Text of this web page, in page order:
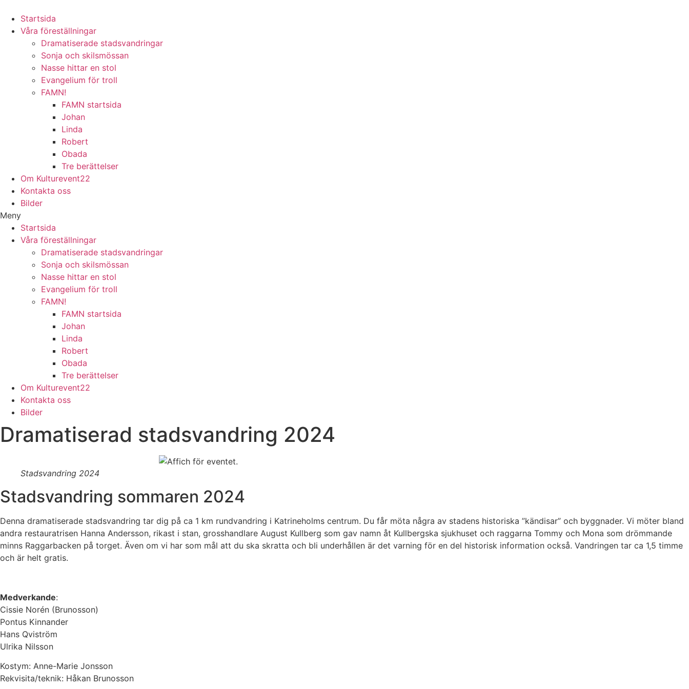
innehåll
Startsida
Våra föreställningar
Dramatiserade stadsvandringar
Sonja och skilsmössan
Nasse hittar en stol
Evangelium för troll
FAMN!
FAMN startsida
Johan
Linda
Robert
Obada
Tre berättelser
Om Kulturevent22
Kontakta oss
Bilder
Meny
Startsida
Våra föreställningar
Dramatiserade stadsvandringar
Sonja och skilsmössan
Nasse hittar en stol
Evangelium för troll
FAMN!
FAMN startsida
Johan
Linda
Robert
Obada
Tre berättelser
Om Kulturevent22
Kontakta oss
Bilder
Dramatiserad stadsvandring 2024
Stadsvandring 2024
Stadsvandring sommaren 2024
Denna dramatiserade stadsvandring tar dig på ca 1 km rundvandring i Katrineholms centrum. Du får möta några av stadens historiska ”kändisar” och byggnader. Vi möter bland
andra restauratrisen Hanna Andersson, rikast i stan, grosshandlare August Kullberg som gav namn åt Kullbergska sjukhuset och raggarna Tommy och Mona som drömmande
minns Raggarbacken på torget. Även om vi har som mål att du ska skratta och bli underhållen är det varning för en del historisk information också. Vandringen tar ca 1,5 timme
och är helt gratis.
Medverkande:
Cissie Norén (Brunosson)
Pontus Kinnander
Hans Qviström
Ulrika Nilsson
Kostym: Anne-Marie Jonsson
Rekvisita/teknik: Håkan Brunosson